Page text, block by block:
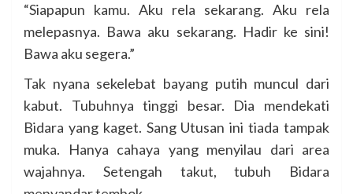
“Siapapun kamu. Aku rela sekarang. Aku rela
melepasnya. Bawa aku sekarang. Hadir ke sini!
Bawa aku segera.”
Tak nyana sekelebat bayang putih muncul dari
kabut. Tubuhnya tinggi besar. Dia mendekati
Bidara yang kaget. Sang Utusan ini tiada tampak
muka. Hanya cahaya yang menyilau dari area
wajahnya. Setengah takut, tubuh Bidara